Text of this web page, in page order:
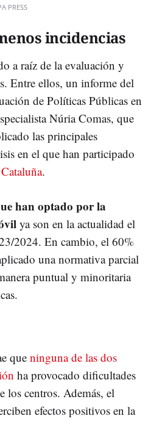
PRESS
incidencias
a raíz de la evaluación y
Entre ellos, un informe del
de Políticas Públicas en
Núria Comas, que
las principales
en el que han participado
.
han optado por la
ya son en la actualidad el
2024. En cambio, el 60%
una normativa parcial
puntual y minoritaria
queninguna de las dos
ha provocado dificultades
los centros. Además, el
efectos positivos en la